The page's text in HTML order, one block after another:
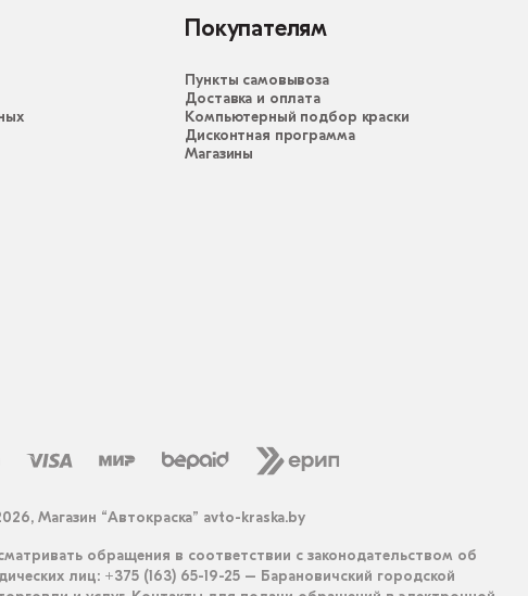
Покупателям
Пункты самовывоза
Доставка и оплата
Компьютерный подбор краски
Дисконтная программа
Магазины
Магазин “Автокраска” avto-kraska.by
обращения в соответствии с законодательством об
лиц: +375 (163) 65-19-25 – Барановичский городской